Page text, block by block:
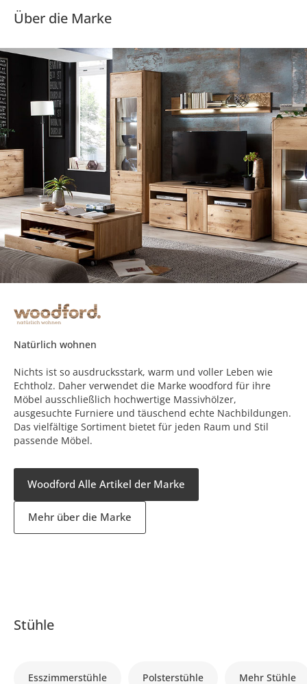
Über die Marke
Natürlich wohnen
Nichts ist so ausdrucksstark, warm und voller Leben wie
Echtholz. Daher verwendet die Marke woodford für ihre
Möbel ausschließlich hochwertige Massivhölzer,
ausgesuchte Furniere und täuschend echte Nachbildungen.
Das vielfältige Sortiment bietet für jeden Raum und Stil
passende Möbel.
Woodford Alle Artikel der Marke
Mehr über die Marke
Stühle
Esszimmerstühle Polsterstühle Mehr Stühle